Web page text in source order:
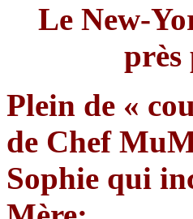
Le New-
près
Plein de «
de Chef
Sophie qui